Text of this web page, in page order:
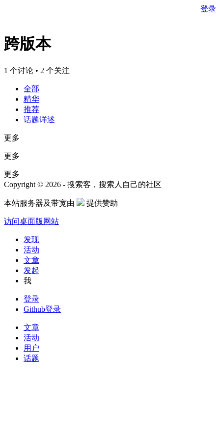
登录
跨版本
1 个讨论 • 2 个关注
全部
精华
推荐
话题详述
更多
更多
更多
Copyright © 2026 - 搜索客，搜索人自己的社区
本站服务器及带宽由 提供赞助
访问桌面版网站
发现
活动
文章
发起
我
登录
Github登录
文章
活动
用户
话题